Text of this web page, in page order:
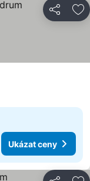
Sdílet
Ukázat ceny